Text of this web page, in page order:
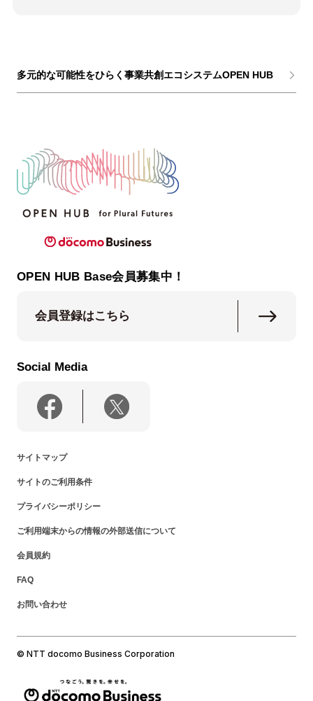
多元的な可能性をひらく事業共創エコシステムOPEN HUB
OPEN HUB Base会員募集中！
会員登録はこちら
Social Media
サイトマップ
サイトのご利用条件
プライバシーポリシー
ご利用端末からの情報の外部送信について
会員規約
FAQ
お問い合わせ
© NTT docomo Business Corporation